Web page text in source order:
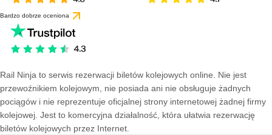
Bardzo dobrze oceniona
Rail Ninja to serwis rezerwacji biletów kolejowych online. Nie jest
przewoźnikiem kolejowym, nie posiada ani nie obsługuje żadnych
pociągów i nie reprezentuje oficjalnej strony internetowej żadnej firmy
kolejowej. Jest to komercyjna działalność, która ułatwia rezerwację
biletów kolejowych przez Internet.